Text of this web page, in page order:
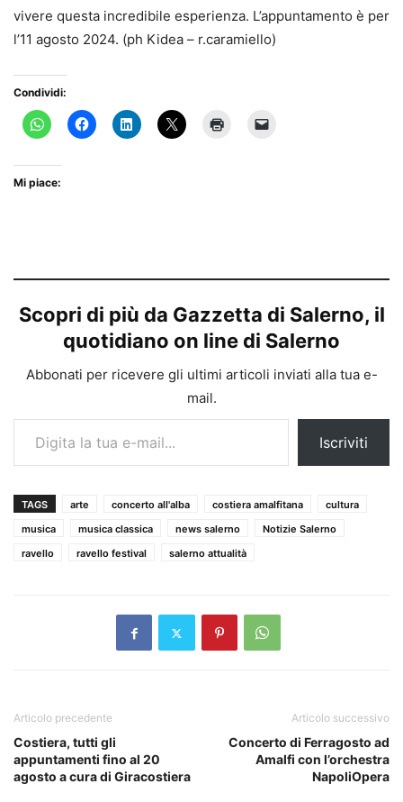
vivere questa incredibile esperienza. L’appuntamento è per
l’11 agosto 2024. (ph Kidea – r.caramiello)
Condividi:
Mi piace:
Scopri di più da Gazzetta di Salerno, il
quotidiano on line di Salerno
Abbonati per ricevere gli ultimi articoli inviati alla tua e-
mail.
Digita la tua e-mail...
Iscriviti
TAGS arte concerto all'alba costiera amalfitana
cultura
musica
musica classica news salerno
Notizie Salerno
ravello
ravello festival salerno attualità
Articolo precedente
Costiera, tutti gli
appuntamenti fino al 20
agosto a cura di Giracostiera
Articolo successivo
Concerto di Ferragosto ad
Amalfi con l’orchestra
NapoliOpera